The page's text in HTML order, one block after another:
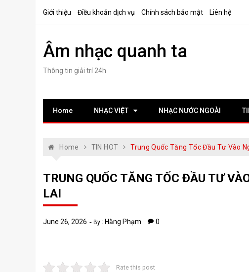
Giới thiệu Điều khoản dịch vụ Chính sách bảo mật Liên hệ
Âm nhạc quanh ta
Thông tin giải trí 24h
Home NHẠC VIỆT NHẠC NƯỚC NGOÀI
Home TIN HOT Trung Quốc Tăng Tốc Đầu Tư Vào
TRUNG QUỐC TĂNG TỐC ĐẦU TƯ
LAI
June 26, 2026 By : Hằng Phạm 0
Rate this post